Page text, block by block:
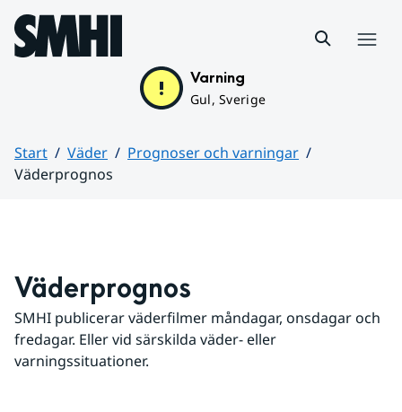
Hoppa till sidans innehåll
Varning
Gul, Sverige
Start Väder
Prognoser och varningar
Väderprognos
Väderprognos
SMHI publicerar väderfilmer måndagar, onsdagar och
fredagar. Eller vid särskilda väder- eller
varningssituationer.